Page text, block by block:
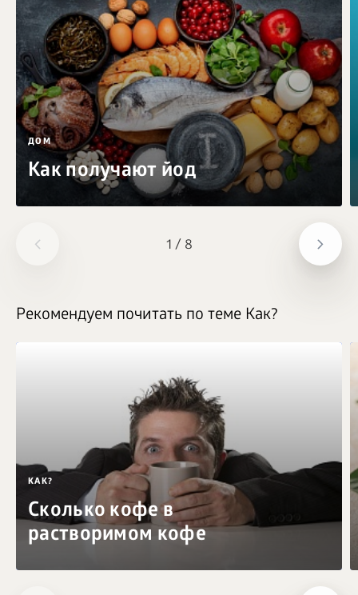
1 / 8
ДОМ
Как получают йод
Рекомендуем почитать по теме Как?
КАК?
Сколько кофе в
растворимом кофе